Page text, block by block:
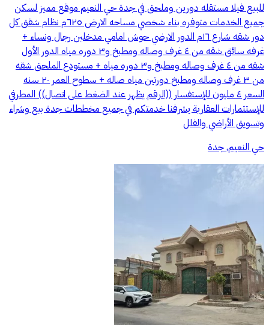
للبيع فيلا مستقله دورين وملحق في جدة حي النعيم موقع مميز لسكن
جميع الخدمات متوفره بناء شخصي مساحه الارض ٦٢٥م نظام شقق كل
دور شقه شارع ١٦م الدور الارضي حوش امامي مدخلين رجال ونساء +
غرفه سائق شقه من ٤ غرف وصاله ومطبخ و٣ دوره مياه الدور الأول
شقه من ٤ غرف وصاله ومطبخ و٣ دوره مياه + مستودع الملحق شقه
من ٣ غرف وصاله ومطبخ دورتين مياه صاله + سطوح العمر ٢٠ سنه
السعر ٤ مليون للإستفسار ((الرقم يظهر عند الضغط على اتصال)) المطرفي
للإستثمارات العقارية يشرفنا خدمتكم في جميع مخططات جدة بيع وشراء
وتسويق الأراضي والفلل
حي النعيم, جدة